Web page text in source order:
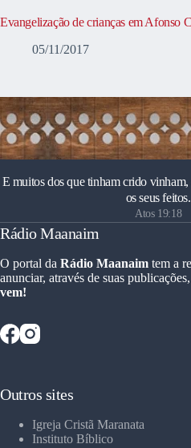
Evangelização de crianças em Afonso
05/11/2017
E muitos dos que tinham crido
os seus feitos.
Atos 19:18
Rádio Maanaim
O portal da Rádio Maanaim tem a
anunciar, através de suas
vem!
Outros sites
Igreja Cristã Maranata
Instituto Bíblico